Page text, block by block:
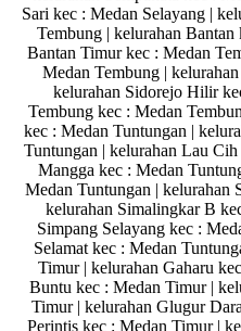
Sari kec : Medan Selayang |
Tembung | kelurahan
Bantan Timur kec : Medan
Medan Tembung |
kelurahan Sidorejo Hilir
Tembung kec : Medan
kec : Medan Tuntungan |
Tuntungan | kelurahan Lau
Mangga kec : Medan
Medan Tuntungan | kelurahan
kelurahan Simalingkar B
Simpang Selayang kec :
Selamat kec : Medan
Timur | kelurahan Gaharu
Buntu kec : Medan Timur |
Timur | kelurahan Glugur
Perintis kec : Medan Timur |